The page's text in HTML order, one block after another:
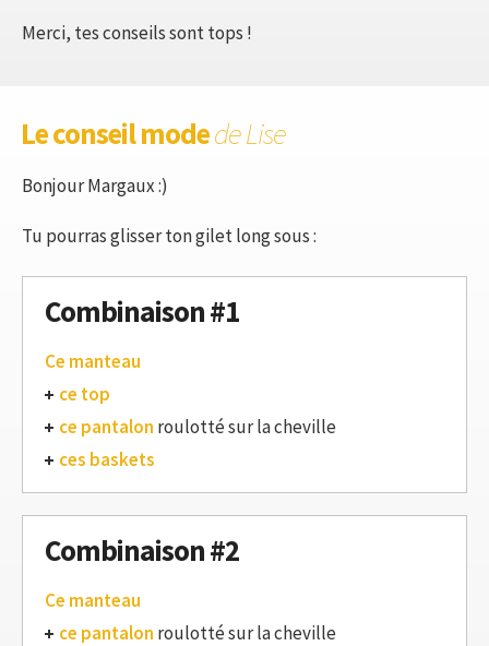
Merci, tes conseils sont tops !
Le conseil modede Lise
Bonjour Margaux :)
Tu pourras glisser ton gilet long sous :
Combinaison #1
Ce manteau
ce top
ce pantalon roulotté sur la cheville
ces baskets
Combinaison #2
Ce manteau
ce pantalon roulotté sur la cheville